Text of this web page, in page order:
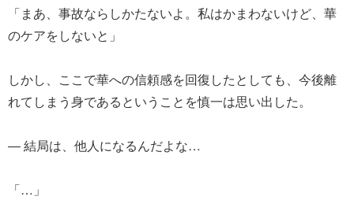
「まあ、事故ならしかたないよ。私はかまわないけど、華
のケアをしないと」
しかし、ここで華への信頼感を回復したとしても、今後離
れてしまう身であるということを慎一は思い出した。
― 結局は、他人になるんだよな…
「…」